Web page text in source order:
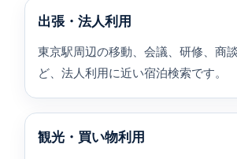
出張・法人利用
東京駅周辺の移動、会議、研修、商
ど、法人利用に近い宿泊検索です。
観光・買い物利用